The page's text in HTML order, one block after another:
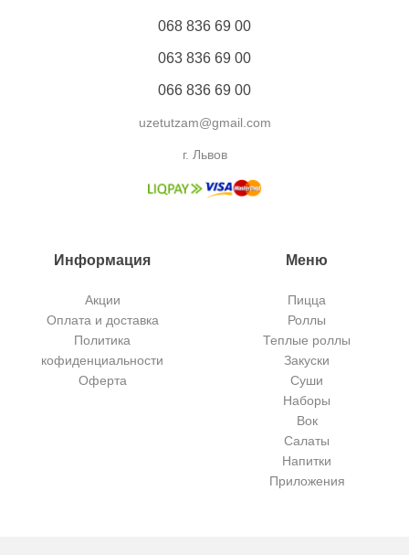
068 836 69 00
063 836 69 00
066 836 69 00
uzetutzam@gmail.com
г. Львов
Информация
Акции
Оплата и доставка
Политика
кофиденциальности
Оферта
Меню
Пицца
Роллы
Теплые роллы
Закуски
Суши
Наборы
Вок
Салаты
Напитки
Приложения